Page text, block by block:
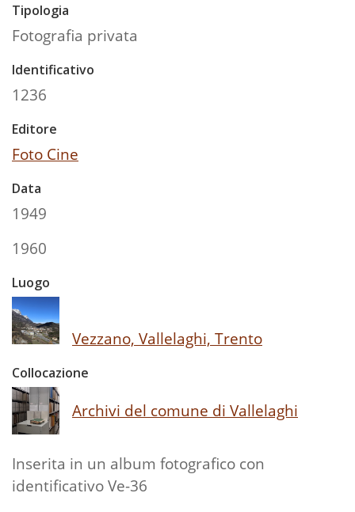
Tipologia
Fotografia privata
Identificativo
1236
Editore
Foto Cine
Data
1949
1960
Luogo
Vezzano, Vallelaghi, Trento
Collocazione
Archivi del comune di Vallelaghi
Inserita in un album fotografico con
identificativo Ve-36